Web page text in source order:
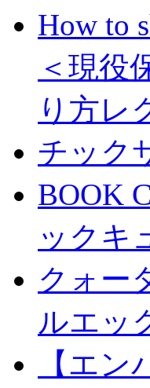
How to
＜現役
り方レ
チック
BOOK
ックキ
クォー
ルエッ
【エ